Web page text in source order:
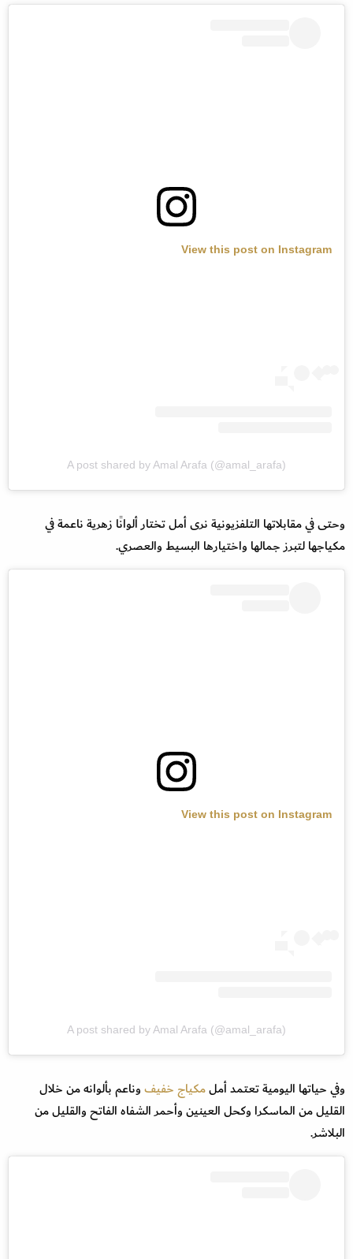
View this post on Instagram
A post shared by Amal Arafa (@amal_arafa)
وحتى في مقابلاتها التلفزيونية نرى أمل تختار ألوانًا زهرية ناعمة في
مكياجها لتبرز جمالها واختيارها البسيط والعصري.
View this post on Instagram
A post shared by Amal Arafa (@amal_arafa)
وفي حياتها اليومية تعتمد أملمكياج خفيفوناعم بألوانه من خلال
القليل من الماسكرا وكحل العينين وأحمر الشفاه الفاتح والقليل من
البلاشر.